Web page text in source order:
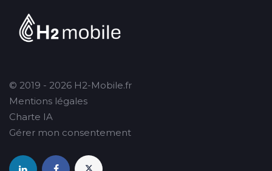
© 2019 - 2026 H2-Mobile.fr
Mentions légales
Charte IA
Gérer mon consentement